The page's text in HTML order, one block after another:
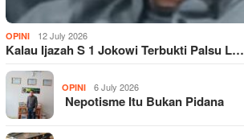
OPINI 12 July 2026
Kalau Ijazah S 1 Jokowi Terbukti Palsu L…
OPINI 6 July 2026
Nepotisme Itu Bukan Pidana